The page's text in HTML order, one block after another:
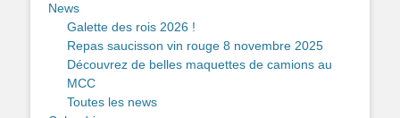
News
Galette des rois 2026 !
Repas saucisson vin rouge 8 novembre 2025
Découvrez de belles maquettes de camions au
MCC
Toutes les news